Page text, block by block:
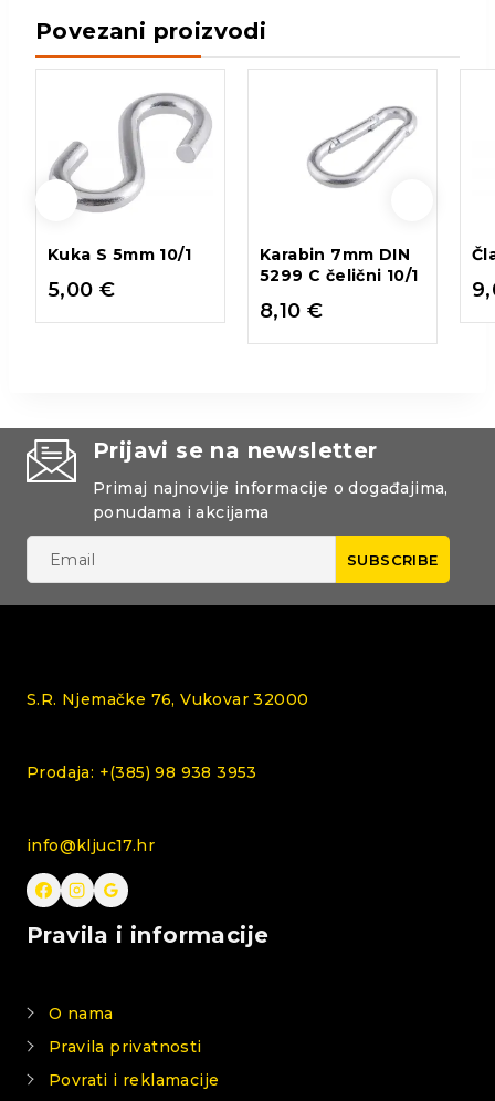
Povezani proizvodi
Kuka S 5mm 10/1
5,00 €
Karabin 7mm DIN
5299 C čelični 10/1
8,10 €
Prijavi se na newsletter
Primaj najnovije informacije o događajima,
ponudama i akcijama
S.R. Njemačke 76, Vukovar 32000
Prodaja: +(385) 98 938 3953
info@kljuc17.hr
Pravila i informacije
O nama
Pravila privatnosti
Povrati i reklamacije